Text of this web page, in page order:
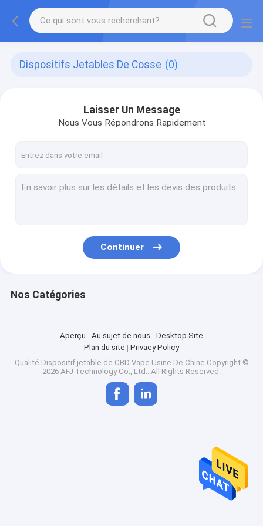
Dispositifs Jetables De Cosse (0)
Laisser Un Message
Nous Vous Répondrons Rapidement
Continuer
Nos Catégories
Aperçu Au sujet de nous
Desktop Site
Plan du site
Privacy Policy
Qualité Dispositif jetable de CBD Vape Usine De Chine.Copyright ©
2026 AFJ Technology Co., Ltd.. All Rights Reserved.